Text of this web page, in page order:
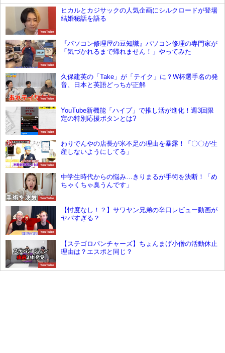
YouTube
ヒカルとカジサックの人気企画にシルクロードが登場
結婚秘話を語る
YouTube
『パソコン修理屋の豆知識』パソコン修理の専門家が
「気づかれるまで帰れません！」やってみた
YouTube
久保建英の「Take」が「テイク」に？W杯選手名の発
音、日本と英語どっちが正解
YouTube
YouTube新機能「ハイプ」で推し活が進化！週3回限
定の特別応援ボタンとは?
YouTube
わりでんやの店長が米不足の理由を暴露！「〇〇が生
産しないようにしてる」
YouTube
中学生時代からの悩み…きりまるが手術を決断！「め
ちゃくちゃ臭うんです」
YouTube
【忖度なし！？】サワヤン兄弟の辛口レビュー動画が
ヤバすぎる？
YouTube
【ステゴロパンチャーズ】ちょんまげ小僧の活動休止
理由は？エスポと同じ？